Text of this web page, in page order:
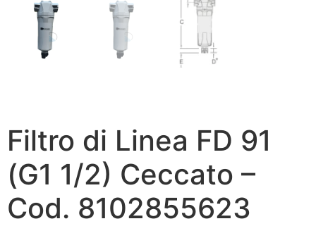
Filtro di Linea FD 91
(G1 1/2) Ceccato –
Cod. 8102855623